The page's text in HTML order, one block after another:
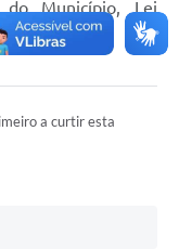
do Município, Lei
a curtir esta